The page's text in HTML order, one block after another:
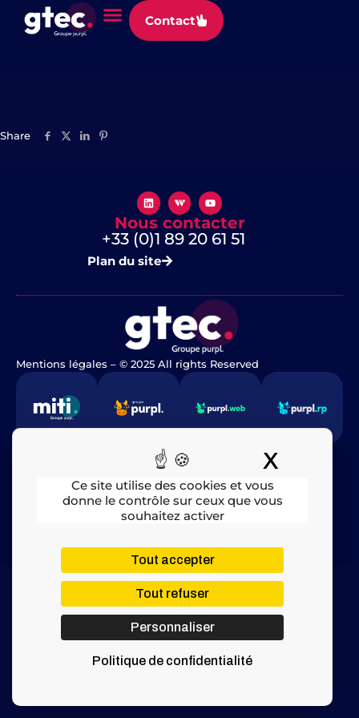
Panneau de gestion des cookies
Ce site utilise des cookies et vous
donne le contrôle sur ceux que vous
souhaitez activer
Tout accepter
Tout refuser
Personnaliser
Politique de confidentialité
X
Contact
Share
Nous contacter
+33 (0)1 89 20 61 51
Plan du site
Mentions légales ​ – © 2025 All rights Reserved